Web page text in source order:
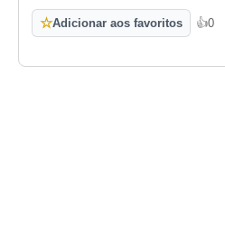
☆Adicionar aos favoritos 👍0
Gosto